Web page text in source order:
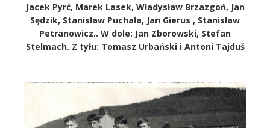
Jacek Pyrć, Marek Lasek, Władysław Brzazgoń, Jan
Sędzik, Stanisław Puchała, Jan Gierus , Stanisław
Petranowicz.. W dole: Jan Zborowski, Stefan
Stelmach. Z tyłu: Tomasz Urbański i Antoni Tajduś